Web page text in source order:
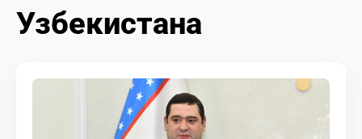
МЕДИА
Узбекистана